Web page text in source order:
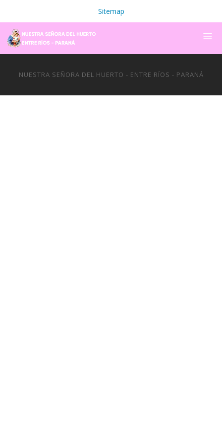
Sitemap
NUESTRA SEÑORA DEL HUERTO - ENTRE RÍOS - PARANÁ